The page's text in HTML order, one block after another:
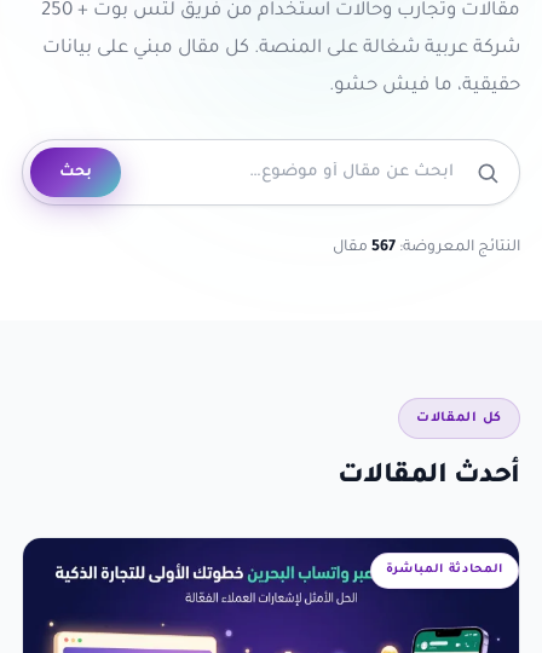
مقالات وتجارب وحالات استخدام من فريق لتس بوت + 250
شركة عربية شغالة على المنصة. كل مقال مبني على بيانات
حقيقية، ما فيش حشو.
ابحث في المقالات بحث
النتائج المعروضة: 567 مقال
كل المقالات
أحدث المقالات
المحادثة المباشرة